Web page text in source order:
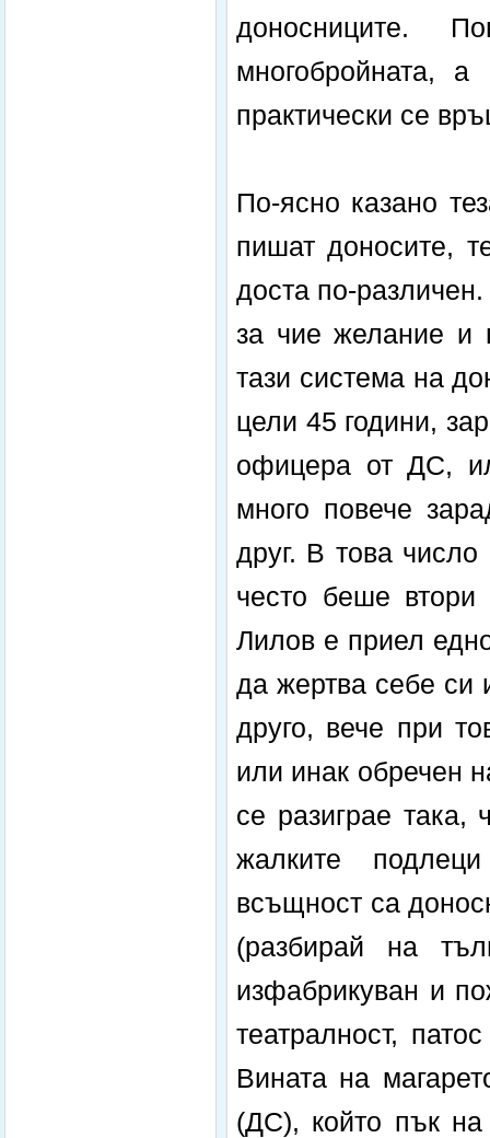
доносниците.
многобройната,
практически се
По-ясно казано
пишат доносите,
доста по-
за чие желание и
тази система на
цели 45 години,
офицера от ДС,
много повече
друг. В това
често беше
Лилов е приел
да жертва себе си
друго, вече при
или инак обречен
се разиграе така,
жалките
всъщност са
(разбирай на
изфабрикуван и
театралност,
Вината на
(ДС), който пък